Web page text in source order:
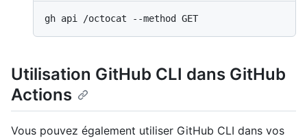
Utilisation GitHub CLI dans GitHub
Actions
Vous pouvez également utiliser GitHub CLI dans vos